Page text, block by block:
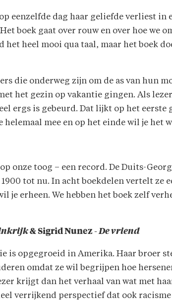
eenzelfde dag haar geliefde verliest in
boek gaat over rouw en over hoe we
heel mooi qua taal, maar het boek
die onderweg zijn om de as van hun
het gezin op vakantie gingen. Als
ergs is gebeurd. Dat lijkt op het
mee en op het einde wil je het
onze toog – een record. De Duits-
tot nu. In acht boekdelen vertelt ze
je erheen. We hebben het boek zelf
& Sigrid Nunez -De vriend
is opgegroeid in Amerika. Haar broer
omdat ze wil begrijpen hoe
krijgt dan het verhaal van wat met
verrijkend perspectief dat ook